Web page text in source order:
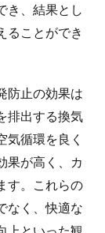
き、結果とし
ることができ
防止の効果は
排出する換気
気循環を良く
果が高く、カ
す。これらの
なく、快適な